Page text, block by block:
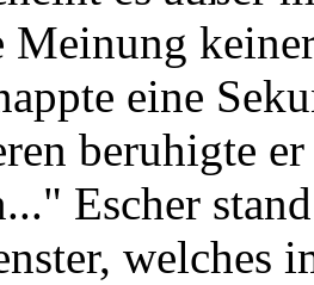
Meinung
eine
beruhigte
Escher
welches